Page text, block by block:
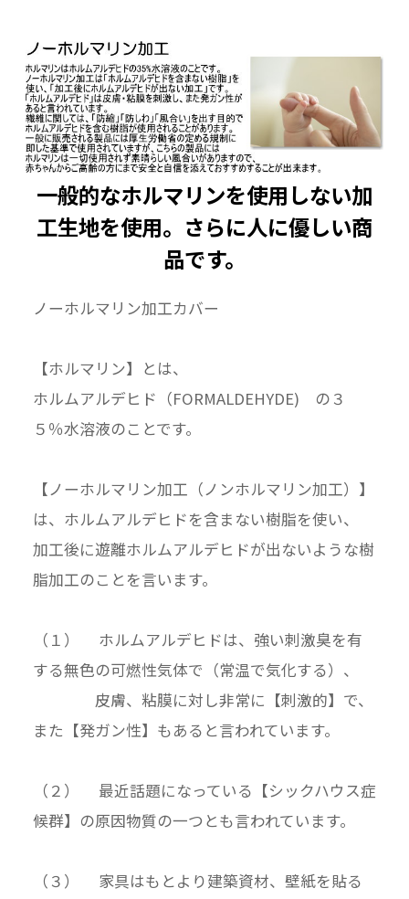
一般的なホルマリンを使用しない加
工生地を使用。さらに人に優しい商
品です。
ノーホルマリン加工カバー
【ホルマリン】とは、
ホルムアルデヒド（FORMALDEHYDE) の３
５％水溶液のことです。
【ノーホルマリン加工（ノンホルマリン加工）】
は、ホルムアルデヒドを含まない樹脂を使い、
加工後に遊離ホルムアルデヒドが出ないような樹
脂加工のことを言います。
（１） ホルムアルデヒドは、強い刺激臭を有
する無色の可燃性気体で（常温で気化する）、
皮膚、粘膜に対し非常に【刺激的】で、
また【発ガン性】もあると言われています。
（２） 最近話題になっている【シックハウス症
候群】の原因物質の一つとも言われています。
（３） 家具はもとより建築資材、壁紙を貼る